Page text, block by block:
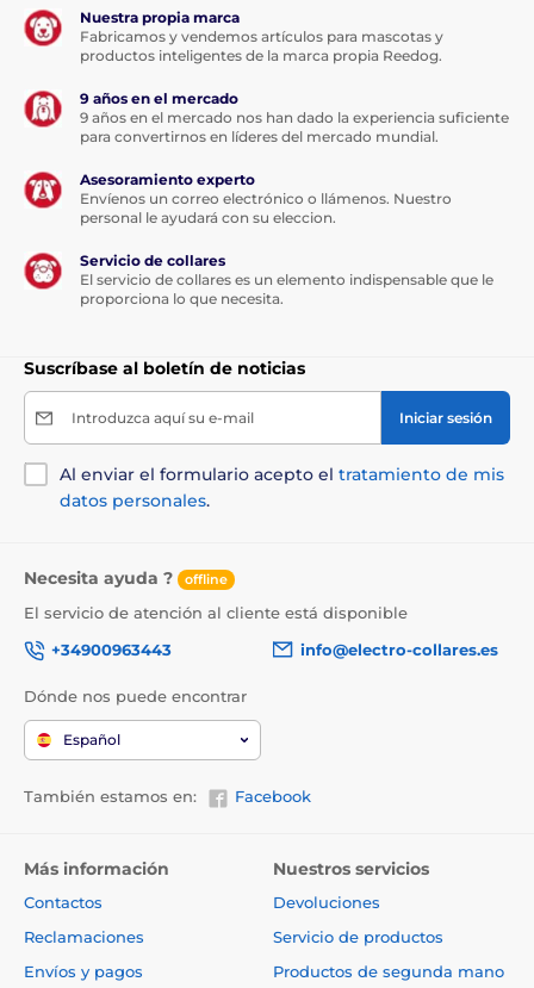
Nuestra propia marca
Fabricamos y vendemos artículos para mascotas y
productos inteligentes de la marca propia Reedog.
9 años en el mercado
9 años en el mercado nos han dado la experiencia suficiente
para convertirnos en líderes del mercado mundial.
Asesoramiento experto
Envíenos un correo electrónico o llámenos. Nuestro
personal le ayudará con su eleccion.
Servicio de collares
El servicio de collares es un elemento indispensable que le
proporciona lo que necesita.
Suscríbase al boletín de noticias
Introduzca aquí su e-mail Iniciar sesión
Al enviar el formulario acepto el tratamiento de mis
datos personales.
Necesita ayuda ? offline
El servicio de atención al cliente está disponible
+34900963443
info@electro-collares.es
Dónde nos puede encontrar
Español
También estamos en: Facebook
Más información
Contactos
Reclamaciones
Envíos y pagos
Nuestros servicios
Devoluciones
Servicio de productos
Productos de segunda mano